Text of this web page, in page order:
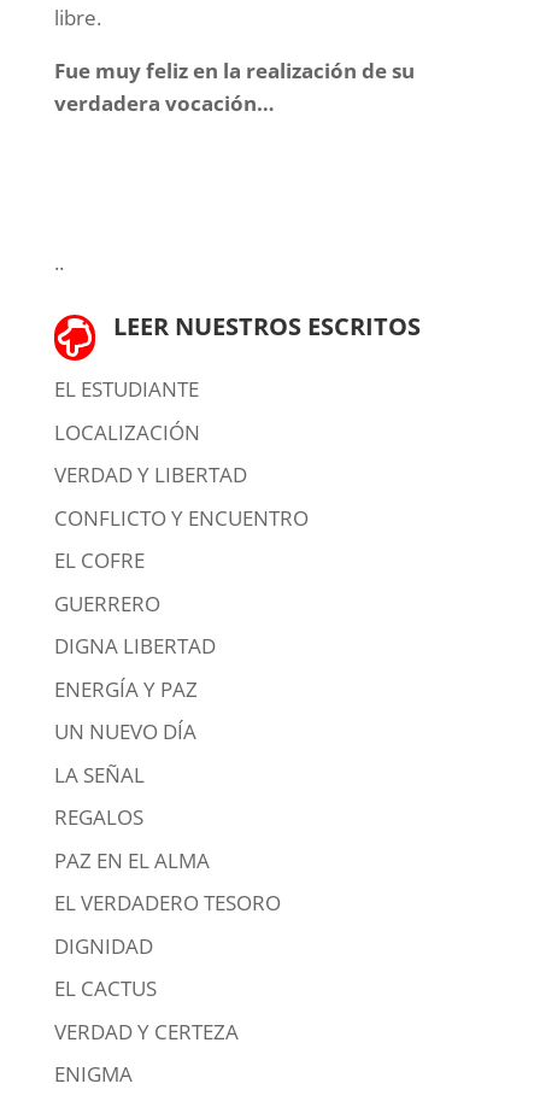
libre.
Fue muy feliz en la realización de su
verdadera vocación…
..
 LEER NUESTROS ESCRITOS
EL ESTUDIANTE
LOCALIZACIÓN
VERDAD Y LIBERTAD
CONFLICTO Y ENCUENTRO
EL COFRE
GUERRERO
DIGNA LIBERTAD
ENERGÍA Y PAZ
UN NUEVO DÍA
LA SEÑAL
REGALOS
PAZ EN EL ALMA
EL VERDADERO TESORO
DIGNIDAD
EL CACTUS
VERDAD Y CERTEZA
ENIGMA